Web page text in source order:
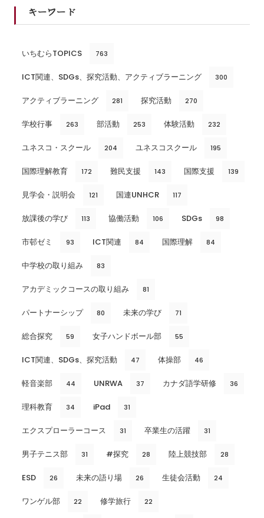
キーワード
いちむらTOPICS 763
ICT関連、SDGs、探究活動、アクティブラーニング 300
アクティブラーニング 281 探究活動 270
学校行事 263 部活動 253 体験活動 232
ユネスコ・スクール 204 ユネスコスクール 195
国際理解教育 172 難民支援 143 国際支援 139
見学会・説明会 121 国連UNHCR 117
放課後の学び 113 協働活動 106 SDGs 98
市邨ゼミ 93 ICT関連 84 国際理解 84
中学校の取り組み 83
アカデミックコースの取り組み 81
パートナーシップ 80 未来の学び 71
総合探究 59 女子ハンドボール部 55
ICT関連、SDGs、探究活動 47 体操部 46
軽音楽部 44 UNRWA 37 カナダ語学研修 36
理科教育 34 iPad 31
エクスプローラーコース 31 卒業生の活躍 31
男子テニス部 31 #探究 28 陸上競技部 28
ESD 26 未来の語り場 26 生徒会活動 24
ワンゲル部 22 修学旅行 22